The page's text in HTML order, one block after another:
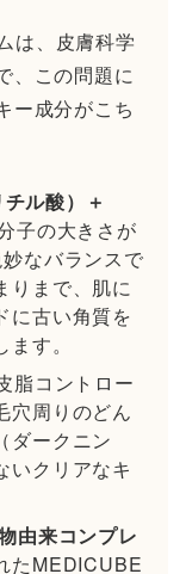
は、皮膚科学
、この問題に
ー成分がこち
ル酸）＋
子の大きさが
なバランスで
りまで、肌に
に古い角質を
す。
脂コントロー
穴周りのどん
ダークニン
いクリアなキ
由来コンプレ
たMEDICUBE